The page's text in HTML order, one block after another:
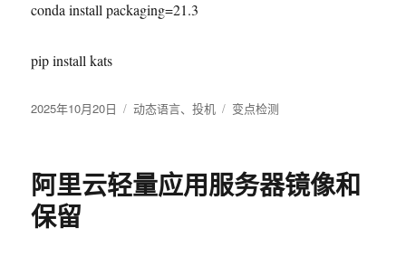
conda install packaging=21.3
pip install kats
发
2025年10月20日
分
动态语言、投机
标
变点检测
阿里云轻量应用服务器镜像和
保留